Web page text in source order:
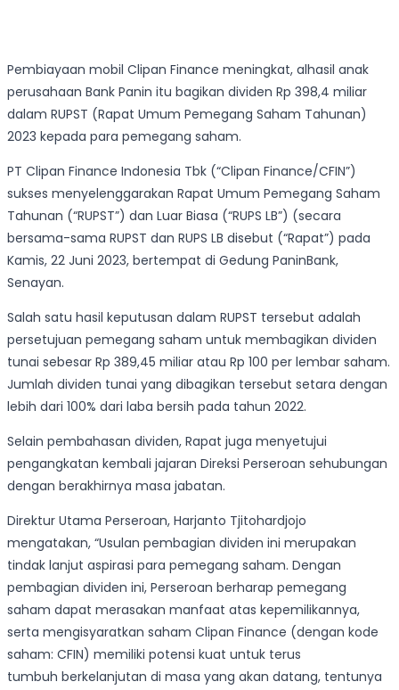
Pembiayaan mobil Clipan Finance meningkat, alhasil anak
perusahaan Bank Panin itu bagikan dividen Rp 398,4 miliar
dalam RUPST (Rapat Umum Pemegang Saham Tahunan)
2023 kepada para pemegang saham.
PT Clipan Finance Indonesia Tbk (“Clipan Finance/CFIN”)
sukses menyelenggarakan Rapat Umum Pemegang Saham
Tahunan (“RUPST”) dan Luar Biasa (“RUPS LB”) (secara
bersama-sama RUPST dan RUPS LB disebut (“Rapat”) pada
Kamis, 22 Juni 2023, bertempat di Gedung PaninBank,
Senayan.
Salah satu hasil keputusan dalam RUPST tersebut adalah
persetujuan pemegang saham untuk membagikan dividen
tunai sebesar Rp 389,45 miliar atau Rp 100 per lembar saham.
Jumlah dividen tunai yang dibagikan tersebut setara dengan
lebih dari 100% dari laba bersih pada tahun 2022.
Selain pembahasan dividen, Rapat juga menyetujui
pengangkatan kembali jajaran Direksi Perseroan sehubungan
dengan berakhirnya masa jabatan.
Direktur Utama Perseroan, Harjanto Tjitohardjojo
mengatakan, “Usulan pembagian dividen ini merupakan
tindak lanjut aspirasi para pemegang saham. Dengan
pembagian dividen ini, Perseroan berharap pemegang
saham dapat merasakan manfaat atas kepemilikannya,
serta mengisyaratkan saham Clipan Finance (dengan kode
saham: CFIN) memiliki potensi kuat untuk terus
tumbuh berkelanjutan di masa yang akan datang, tentunya